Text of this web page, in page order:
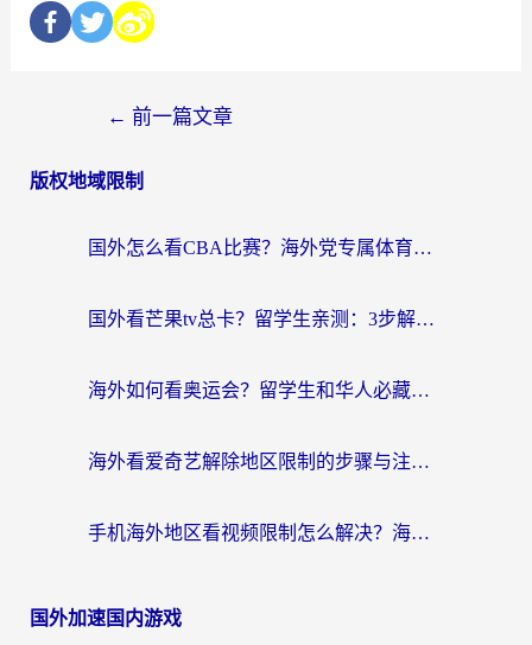
← 前一篇文章
版权地域限制
国外怎么看CBA比赛？海外党专属体育直播指南，告别地区限制看球自由
国外看芒果tv总卡？留学生亲测：3步解决地域限制+流畅追剧攻略
海外如何看奥运会？留学生和华人必藏的体育赛事观看终极指南
海外看爱奇艺解除地区限制的步骤与注意事项详解：留学生必看的无卡顿追剧指南
手机海外地区看视频限制怎么解决？海外党追剧看片的实用指南
国外加速国内游戏